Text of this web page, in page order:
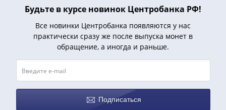
Будьте в курсе новинок Центробанка РФ!
Все новинки Центробанка появляются у нас
практически сразу же после выпуска монет в
обращение, а иногда и раньше.
Подписаться